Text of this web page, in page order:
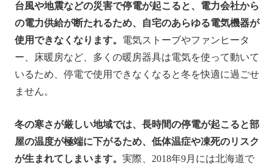
台風や地震などの災害で停電が起こると、電力会社から
の電力供給が断たれるため、自宅のあらゆる電気機器が
使用できなくなります。 電気ストーブやファンヒータ
ー、床暖房など、多くの暖房器具は電気を使って動いて
いるため、停電で使用できなくなると冬を快適に過ごせ
ません。
冬の寒さが厳しい地域では、長時間の停電が起こると部
屋の温度が極端に下がるため、低体温症や凍死のリスク
が生まれてしまいます。 実際、2018年9月には北海道で